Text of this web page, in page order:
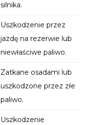
silnika.
Uszkodzenie przez
jazdę na rezerwie lub
niewłaściwe paliwo.
Zatkane osadami lub
uszkodzone przez złe
paliwo.
Uszkodzenie